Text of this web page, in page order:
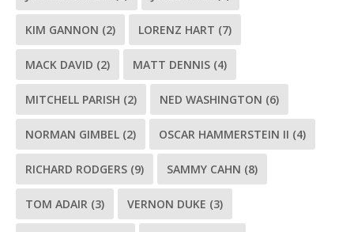
KIM GANNON (2) LORENZ HART (7)
MACK DAVID (2) MATT DENNIS (4)
MITCHELL PARISH (2) NED WASHINGTON (6)
NORMAN GIMBEL (2) OSCAR HAMMERSTEIN II (4)
RICHARD RODGERS (9) SAMMY CAHN (8)
TOM ADAIR (3) VERNON DUKE (3)